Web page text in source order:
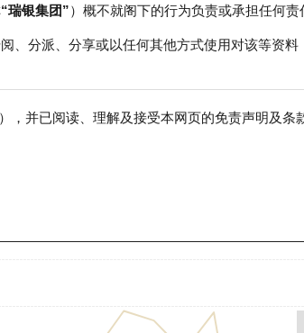
“瑞银集团”）概不就阁下的行为负责或承担任何责
、分派、分享或以任何其他方式使用对该等资
，并已阅读、理解及接受本网页的免责声明及条